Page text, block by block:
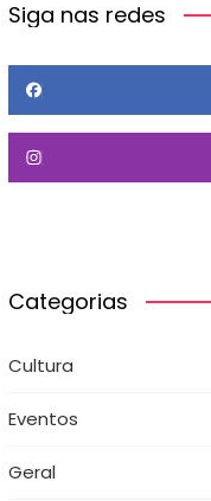
Siga nas redes
Categorias
Cultura
Eventos
Geral